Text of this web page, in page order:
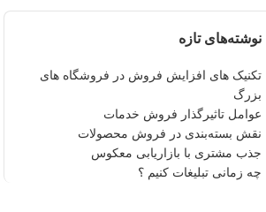
نوشته‌های تازه
تکنیک های افزایش فروش در فروشگاه های
بزرگ
عوامل تاثیرگذار فروش خدمات
نقش بسته‌بندی در فروش محصولات
جذب مشتری با بازاریابی معکوس
چه زمانی تبلیغات کنیم ؟